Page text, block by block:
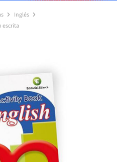
Inglés
escrita